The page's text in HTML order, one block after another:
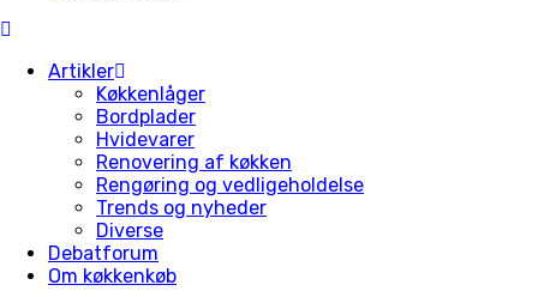
Artikler
Køkkenlåger
Bordplader
Hvidevarer
Renovering af køkken
Rengøring og vedligeholdelse
Trends og nyheder
Diverse
Debatforum
Om køkkenkøb